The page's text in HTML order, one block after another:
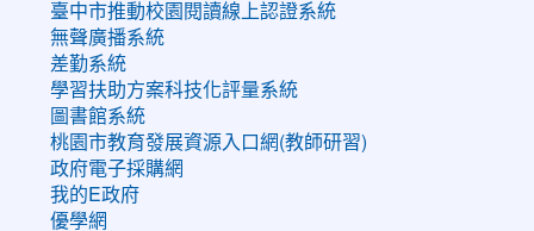
臺中市推動校園閱讀線上認證系統
無聲廣播系統
差勤系統
學習扶助方案科技化評量系統
圖書館系統
桃園市教育發展資源入口網(教師研習)
政府電子採購網
我的E政府
優學網